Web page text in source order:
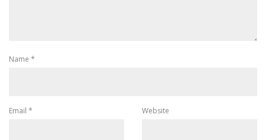
Name *
Email * Website